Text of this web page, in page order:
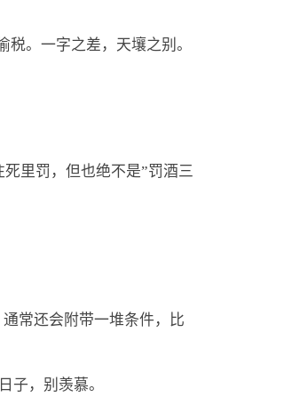
税。一字之差，天壤之别。
里罚，但也绝不是”罚酒三
常还会附带一堆条件，比
子，别羡慕。